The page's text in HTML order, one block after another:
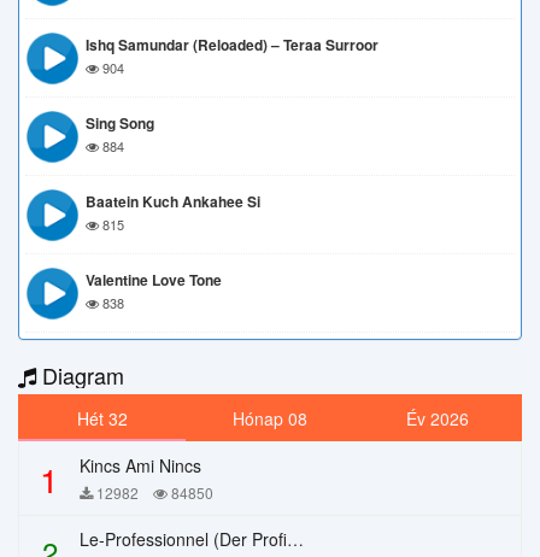
Ishq Samundar (Reloaded) – Teraa Surroor
904
Sing Song
884
Baatein Kuch Ankahee Si
815
Valentine Love Tone
838
Diagram
Hét 32 Hónap 08 Év 2026
1 Kincs Ami Nincs
12982 84850
Le-Professionnel (Der Profi) – Chi Mai